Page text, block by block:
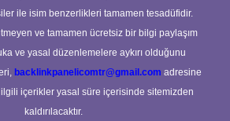
ile isim benzerlikleri tamamen tesadüfidir.
ve tamamen ücretsiz bir bilgi paylaşım
ve yasal düzenlemelere aykırı olduğunu
backlinkpanelicomtr@gmail.com adresine
içerikler yasal süre içerisinde sitemizden
kaldırılacaktır.